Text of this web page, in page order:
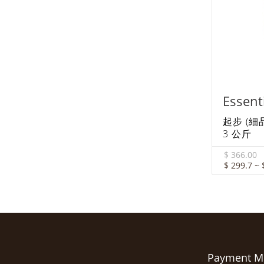
起步 (細
3 公斤
$ 366.00
$ 299.7 ~
Payment